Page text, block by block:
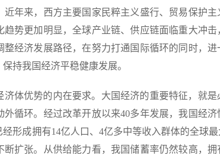
年来，西方主要国家民粹主义盛行、贸易保护
势更加明显，全球产业链、供应链面临重大冲
经济发展路径，在努力打通国际循环的同时，
持我国经济平稳健康发展。
体优势的内在要求。大国经济的重要特征，就
循环。经过改革开放以来40多年发展，我国经
形成拥有14亿人口、4亿多中等收入群体的全球
扩张。从供给能力看，我国储蓄率仍然较高，